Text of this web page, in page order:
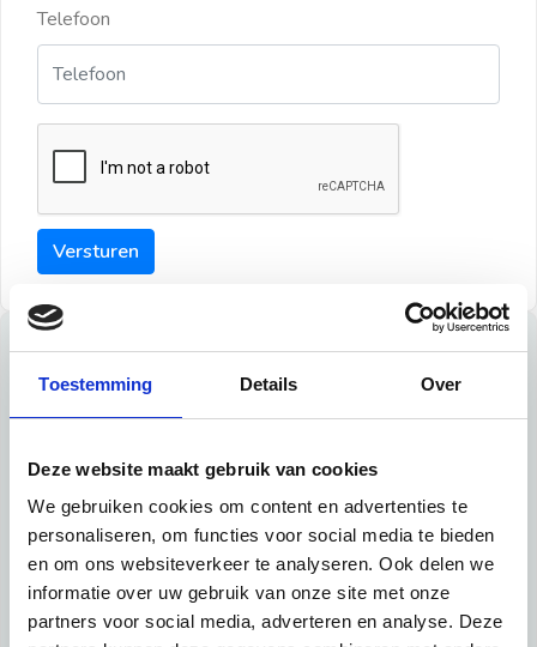
Toestemming Details Over
Deze website maakt gebruik van cookies
We gebruiken cookies om content en advertenties te
personaliseren, om functies voor social media te bieden
en om ons websiteverkeer te analyseren. Ook delen we
informatie over uw gebruik van onze site met onze
partners voor social media, adverteren en analyse. Deze
Telefoon
Versturen
Tips
Tip 1:
Schrijf een duidelijke introductie en geef de volgende
informatie mee:
Ben je student, werkachtig of werkzoekend